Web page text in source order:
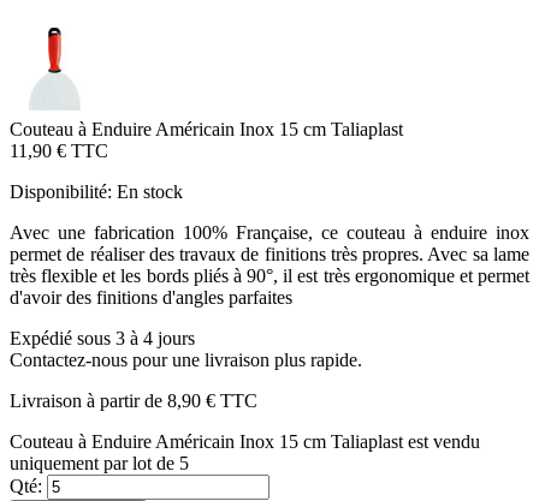
Couteau à Enduire Américain Inox 15 cm Taliaplast
11,90 € TTC
Disponibilité: En stock
Avec une fabrication 100% Française, ce couteau à enduire inox
permet de réaliser des travaux de finitions très propres. Avec sa lame
très flexible et les bords pliés à 90°, il est très ergonomique et permet
d'avoir des finitions d'angles parfaites
Expédié sous 3 à 4 jours
Contactez-nous pour une livraison plus rapide.
Livraison à partir de 8,90 € TTC
Couteau à Enduire Américain Inox 15 cm Taliaplast est vendu
uniquement par lot de 5
Qté: